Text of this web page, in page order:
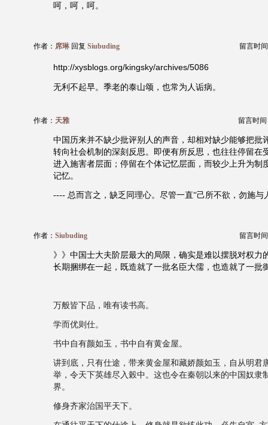
呵，呵，呵。
作者： 席琳 回复 Siubuding 留言时
http://xysblogs.org/kingsky/archives/5086
无利不起早。季老的泰山颂，也常为人诟病。
作者： 天雅 留言时间
中国历来并不缺少批评别人的声音，却相对缺少能够把批
转向社会机制的深刻反思。即便有所反思，也往往停留在
进入施害者层面；停留在个体记忆层面，而较少上升为制
记忆。
---- 总而言之，缺乏同理心。尽管一直“己所不欲，勿施与
作者： Siubuding 留言时
》》中国士大夫阶层最大的局限，确实是难以摆脱对权力
长期捆绑在一起，既造就了一批名臣大儒，也造就了一批
万般皆下品，唯有读书高。
学而优则仕。
书中自有颜如玉，书中自有黄金屋。
讲到底，只有仕途，带来黄金屋和藏娇颜如玉，自从明君
举，令天下英雄尽入榖中。这也令在秦朝以来的中国奴隶
界。
修身齐家治国平天下。